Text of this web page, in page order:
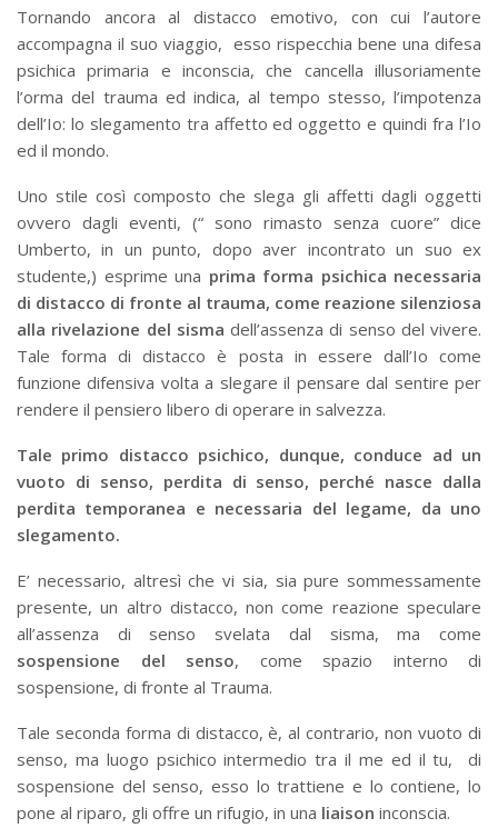
Tornando ancora al distacco emotivo, con cui l’autore
accompagna il suo viaggio, esso rispecchia bene una difesa
psichica primaria e inconscia, che cancella illusoriamente
l’orma del trauma ed indica, al tempo stesso, l’impotenza
dell’Io: lo slegamento tra affetto ed oggetto e quindi fra l’Io
ed il mondo.
Uno stile così composto che slega gli affetti dagli oggetti
ovvero dagli eventi, (“ sono rimasto senza cuore” dice
Umberto, in un punto, dopo aver incontrato un suo ex
studente,) esprime una prima forma psichica necessaria
di distacco di fronte al trauma, come reazione silenziosa
alla rivelazione del sisma dell’assenza di senso del vivere.
Tale forma di distacco è posta in essere dall’Io come
funzione difensiva volta a slegare il pensare dal sentire per
rendere il pensiero libero di operare in salvezza.
Tale primo distacco psichico, dunque, conduce ad un
vuoto di senso, perdita di senso, perché nasce dalla
perdita temporanea e necessaria del legame, da uno
slegamento.
E’ necessario, altresì che vi sia, sia pure sommessamente
presente, un altro distacco, non come reazione speculare
all’assenza di senso svelata dal sisma, ma come
sospensione del senso, come spazio interno di
sospensione, di fronte al Trauma.
Tale seconda forma di distacco, è, al contrario, non vuoto di
senso, ma luogo psichico intermedio tra il me ed il tu, di
sospensione del senso, esso lo trattiene e lo contiene, lo
pone al riparo, gli offre un rifugio, in una liaison inconscia.